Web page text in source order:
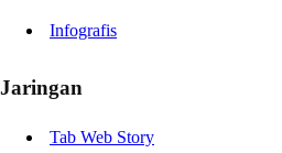
Infografis
Jaringan
Tab Web Story